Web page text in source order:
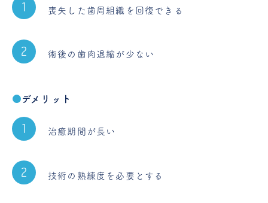
喪失した歯周組織を回復できる
術後の歯肉退縮が少ない
デメリット
治癒期間が長い
技術の熟練度を必要とする